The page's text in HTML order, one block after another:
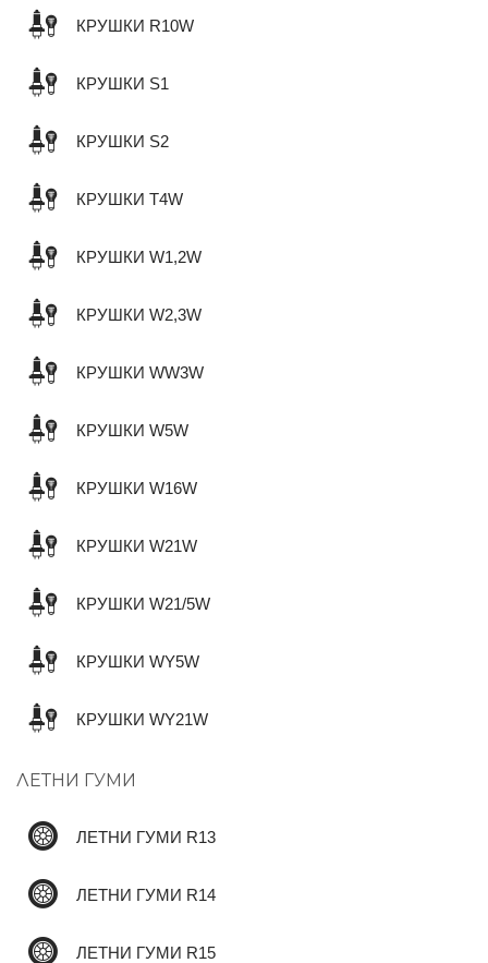
КРУШКИ R10W
КРУШКИ S1
КРУШКИ S2
КРУШКИ T4W
КРУШКИ W1,2W
КРУШКИ W2,3W
КРУШКИ WW3W
КРУШКИ W5W
КРУШКИ W16W
КРУШКИ W21W
КРУШКИ W21/5W
КРУШКИ WY5W
КРУШКИ WY21W
ЛЕТНИ ГУМИ
ЛЕТНИ ГУМИ R13
ЛЕТНИ ГУМИ R14
ЛЕТНИ ГУМИ R15